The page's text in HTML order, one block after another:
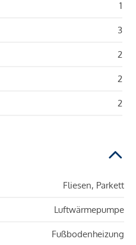
1
3
2
2
2
Fliesen, Parkett
Luftwärmepumpe
Fußbodenheizung